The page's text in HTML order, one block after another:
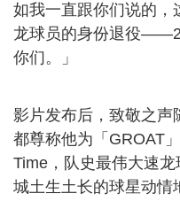
如我一直跟你们说的，
龙球员的身份退役
你们。」
影片发布后，致敬之声
都尊称他为「GROAT
Time，队史最伟大速
城土生土长的球星动情